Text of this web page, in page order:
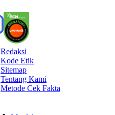
Redaksi
Kode Etik
Sitemap
Tentang Kami
Metode Cek Fakta